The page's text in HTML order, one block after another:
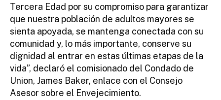
Tercera Edad por su compromiso para garantizar
que nuestra población de adultos mayores se
sienta apoyada, se mantenga conectada con su
comunidad y, lo más importante, conserve su
dignidad al entrar en estas últimas etapas de la
vida”, declaró el comisionado del Condado de
Union, James Baker, enlace con el Consejo
Asesor sobre el Envejecimiento.